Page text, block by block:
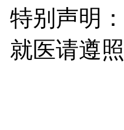
特别声明
就医请遵